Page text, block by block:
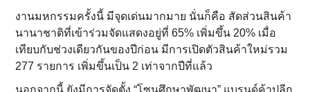
งานมหกรรมครั้งนี้ มีจุดเด่นมากมาย นั่นก็คือ สัดส่วนสินค้า
นานาชาติที่เข้าร่วมจัดแสดงอยู่ที่ 65% เพิ่มขึ้น 20% เมื่อ
เทียบกับช่วงเดียวกันของปีก่อน มีการเปิดตัวสินค้าใหม่รวม
277 รายการ เพิ่มขึ้นเป็น 2 เท่าจากปีที่แล้ว
นอกจากนี้ ยังมีการจัดตั้ง “โซนศึกษาพัฒนา” แบรนด์ค้าปลีก